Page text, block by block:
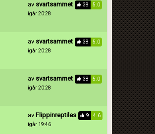
av svartsammet 38
5.0
igår 20:28
av svartsammet 38
5.0
igår 20:28
av svartsammet 38
5.0
igår 20:28
av Flippinreptiles 9
4.6
igår 19:46